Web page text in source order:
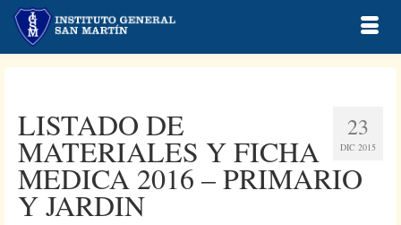
23
DIC 2015
LISTADO DE
MATERIALES Y FICHA
MEDICA 2016 – PRIMARIO
Y JARDIN